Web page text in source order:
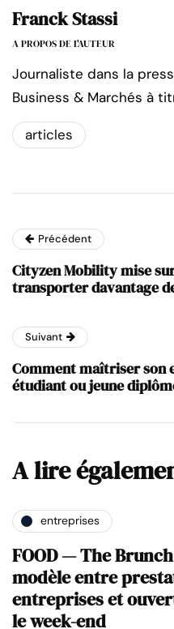
Franck Stassi
A PROPOS DE L'AUTEUR
Journaliste dans la
Business & Marchés à
articles
Précédent
Cityzen Mobility mise
transporter davantage
Suivant
Comment maîtriser son
étudiant ou jeune
A lire
entreprises
FOOD — The
modèle entre
entreprises et
le week-end